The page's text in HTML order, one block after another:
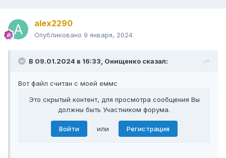
alex2290
Опубликовано 9 января, 2024
В 09.01.2024 в 16:33, Онищенко сказал:
Вот файл считан с моей еммс
Это скрытый контент, для просмотра сообщения Вы
должны быть Участником форума.
Войти или Регистрация